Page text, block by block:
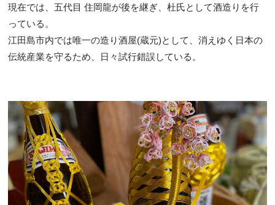
現在では、五代目 住岡龍が後を継ぎ、杜氏として酒造りを行
っている。​
江田島市内では唯一の造り酒屋(蔵元)として、消えゆく日本の
伝統産業を守るため、日々試行錯誤している。